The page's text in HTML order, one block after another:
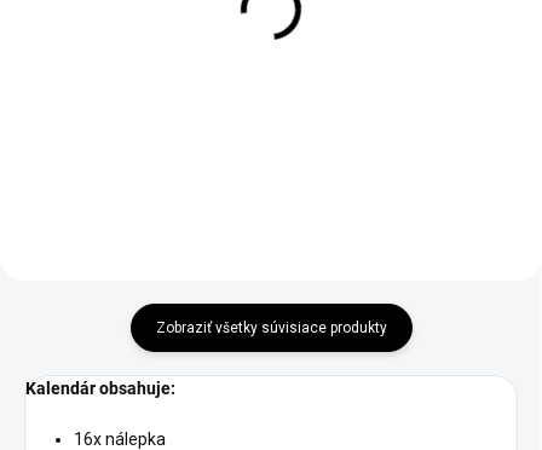
Zobraziť všetky súvisiace produkty
Kalendár obsahuje:
16x nálepka